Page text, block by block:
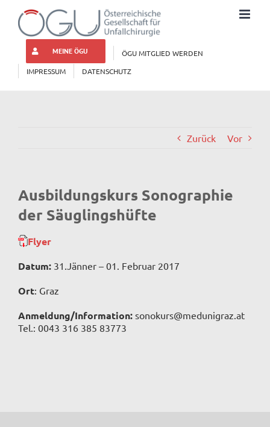
Inhalt
springen
MEINE ÖGU
ÖGU MITGLIED WERDEN
IMPRESSUM
DATENSCHUTZ
Zurück Vor
Ausbildungskurs Sonographie
der Säuglingshüfte
Flyer
Datum: 31.Jänner – 01. Februar 2017
Ort: Graz
Anmeldung/Information: sonokurs@medunigraz.at
Tel.: 0043 316 385 83773